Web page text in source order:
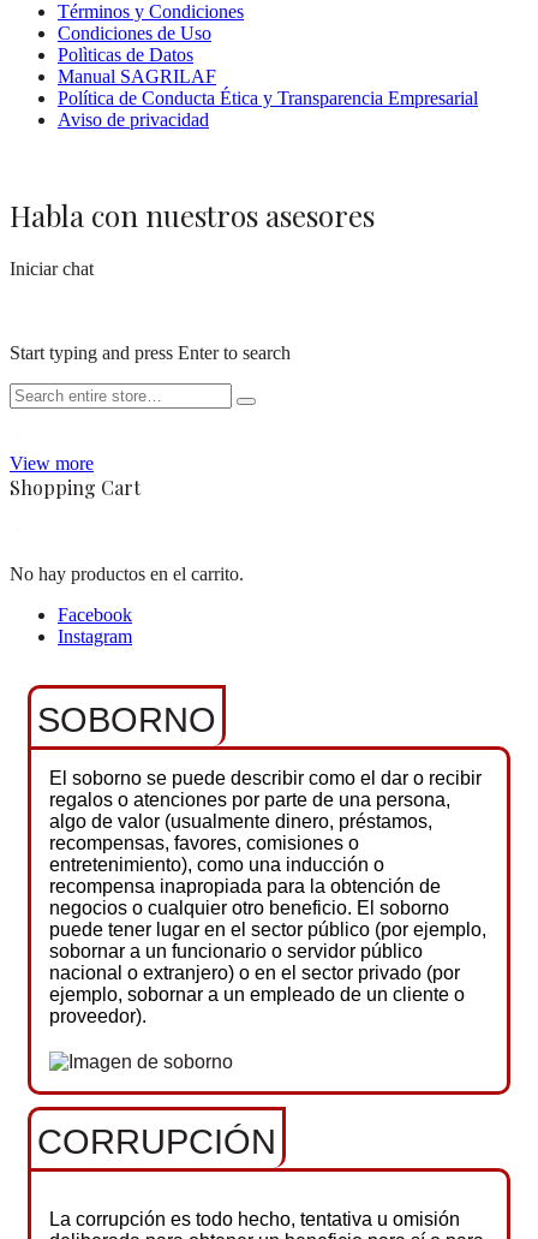
Términos y Condiciones
Condiciones de Uso
Polìticas de Datos
Manual SAGRILAF
Política de Conducta Ética y Transparencia Empresarial
Aviso de privacidad
Habla con nuestros asesores
Iniciar chat
Start typing and press Enter to search
View more
Shopping Cart
No hay productos en el carrito.
Facebook
Instagram
SOBORNO
El soborno se puede describir como el dar o recibir
regalos o atenciones por parte de una persona,
algo de valor (usualmente dinero, préstamos,
recompensas, favores, comisiones o
entretenimiento), como una inducción o
recompensa inapropiada para la obtención de
negocios o cualquier otro beneficio. El soborno
puede tener lugar en el sector público (por ejemplo,
sobornar a un funcionario o servidor público
nacional o extranjero) o en el sector privado (por
ejemplo, sobornar a un empleado de un cliente o
proveedor).
CORRUPCIÓN
La corrupción es todo hecho, tentativa u omisión